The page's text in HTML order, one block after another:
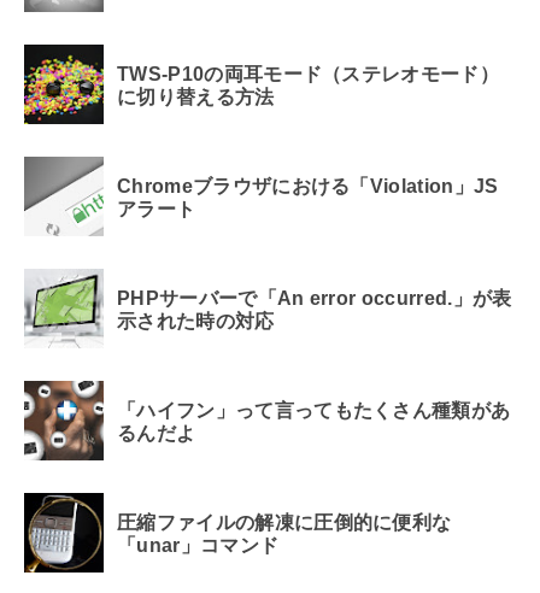
TWS-P10の両耳モード（ステレオモード）
に切り替える方法
Chromeブラウザにおける「Violation」JS
アラート
PHPサーバーで「An error occurred.」が表
示された時の対応
「ハイフン」って言ってもたくさん種類があ
るんだよ
圧縮ファイルの解凍に圧倒的に便利な
「unar」コマンド